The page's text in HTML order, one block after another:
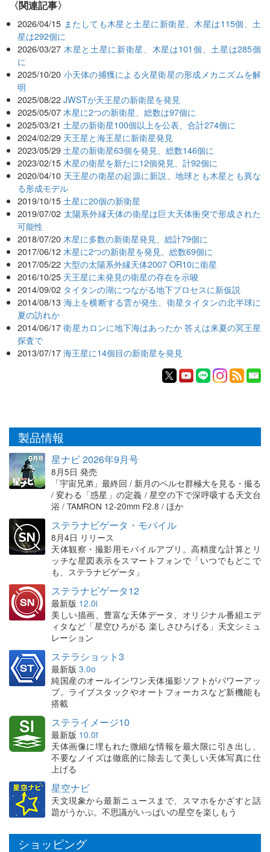
関連記事
2026/04/15 またしても木星と土星に新衛星、木星は115個、土
星は292個に
2026/03/27 木星と土星に新衛星、木星は101個、土星は285個
に
2025/10/20 小天体の捕獲による火星衛星の形成メカニズムを解
明
2025/08/22 JWSTが天王星の新衛星を発見
2025/05/07 木星に2つの新衛星、総数は97個に
2025/03/21 土星の新衛星100個以上を公表、合計274個に
2024/02/29 天王星と海王星に新衛星発見
2023/05/29 土星の新衛星63個を発見、総数146個に
2023/02/15 木星の衛星を新たに12個発見、計92個に
2020/04/10 天王星の衛星の起源に新説、地球とも木星とも異な
る形成モデル
2019/10/15 土星に20個の新衛星
2019/07/02 太陽系外縁天体の衛星は巨大天体衝突で形成された
可能性
2018/07/20 木星に多数の新衛星発見、総計79個に
2017/06/12 木星に2つの新衛星を発見、総数69個に
2017/05/22 大型の太陽系外縁天体2007 OR10に衛星
2016/10/25 天王星に未発見の衛星の存在を示唆
2014/09/02 タイタンの湖につながる地下プロセスに新仮説
2014/08/13 海上を横断する雲が発生、衛星タイタンの北半球に
夏の訪れか
2014/06/17 衛星カロンに地下海はあったか 答えは来夏の冥王星
探査で
2013/07/17 海王星に14個目の新衛星を発見
製品情報
星ナビ 2026年9月号
8月5日 発売
「宇宙兄弟」最終回 / 新月のペルセ群極大を見る・撮る
/ 変わる「惑星」の定義 / 星空の下で深呼吸する天文台
浴 / TAMRON 12-20mm F2.8 / ほか
ステラナビゲータ・モバイル
8月4日 リリース
天体観察・撮影用モバイルアプリ。高精度な計算とリ
ッチな星図表示をスマートフォンで「いつでもどこで
も、ステラナビゲータ」
ステラナビゲータ12
最新版 12.0i
美しい描画、豊富な天体データ、オリジナル番組エデ
ィタなど「星空ひろがる 楽しさひろげる」天文シミュ
レーション
ステラショット3
最新版 3.0o
純国産のオールインワン天体撮影ソフトがパワーアッ
プ。ライブスタックやオートフォーカスなど新機能も
搭載
ステライメージ10
最新版 10.0f
天体画像に埋もれた微細な情報を最大限に引き出し、
不要なノイズは徹底的に除去して美しい天体写真に仕
上げる
星空ナビ
天文現象から最新ニュースまで、スマホをかざすと話
題がうかぶ。不思議がいっぱいの星空を楽しもう
ショッピング